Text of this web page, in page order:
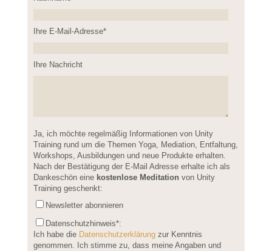
Please leave this field empty.
Ihre E-Mail-Adresse*
Ihre Nachricht
Please leave this field empty.
Ja, ich möchte regelmäßig Informationen von Unity
Training rund um die Themen Yoga, Mediation, Entfaltung,
Workshops, Ausbildungen und neue Produkte erhalten.
Nach der Bestätigung der E-Mail Adresse erhalte ich als
Dankeschön eine kostenlose Meditation von Unity
Training geschenkt:
Newsletter abonnieren
Datenschutzhinweis*:
Ich habe die Datenschutzerklärungzur Kenntnis
genommen. Ich stimme zu, dass meine Angaben und